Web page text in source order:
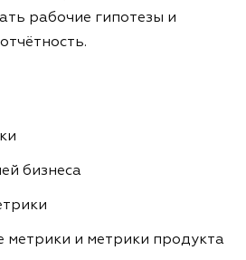
рабочие гипотезы и
бизнеса
метрики и метрики продукта